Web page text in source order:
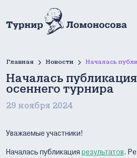
Главная Новости
Началась
осеннего турнира
29 ноября 2024
Уважаемые участники!
Началась публикация результатов.